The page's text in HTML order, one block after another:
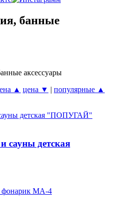
банные
аксессуары
▲ цена ▼ | популярные ▲
сауны детская